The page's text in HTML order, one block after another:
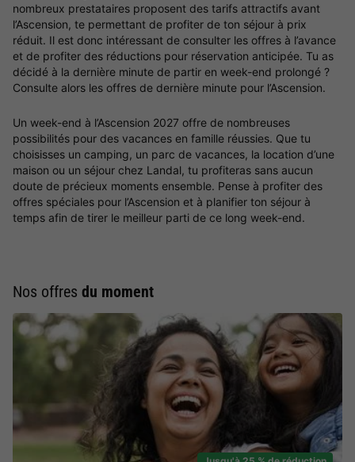
nombreux prestataires proposent des tarifs attractifs avant
l’Ascension, te permettant de profiter de ton séjour à prix
réduit. Il est donc intéressant de consulter les offres à l’avance
et de profiter des réductions pour réservation anticipée. Tu as
décidé à la dernière minute de partir en week-end prolongé ?
Consulte alors les offres de dernière minute pour l’Ascension.
Un week-end à l’Ascension 2027 offre de nombreuses
possibilités pour des vacances en famille réussies. Que tu
choisisses un camping, un parc de vacances, la location d’une
maison ou un séjour chez Landal, tu profiteras sans aucun
doute de précieux moments ensemble. Pense à profiter des
offres spéciales pour l’Ascension et à planifier ton séjour à
temps afin de tirer le meilleur parti de ce long week-end.
Nos offres du moment